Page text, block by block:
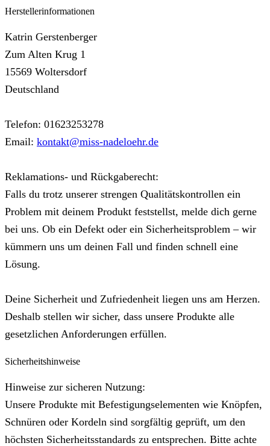
Herstellerinformationen
Katrin Gerstenberger
Zum Alten Krug 1
15569 Woltersdorf
Deutschland
Telefon: 01623253278
Email: kontakt@miss-nadeloehr.de
Reklamations- und Rückgaberecht:
Falls du trotz unserer strengen Qualitätskontrollen ein
Problem mit deinem Produkt feststellst, melde dich gerne
bei uns. Ob ein Defekt oder ein Sicherheitsproblem – wir
kümmern uns um deinen Fall und finden schnell eine
Lösung.
Deine Sicherheit und Zufriedenheit liegen uns am Herzen.
Deshalb stellen wir sicher, dass unsere Produkte alle
gesetzlichen Anforderungen erfüllen.
Sicherheitshinweise
Hinweise zur sicheren Nutzung:
Unsere Produkte mit Befestigungselementen wie Knöpfen,
Schnüren oder Kordeln sind sorgfältig geprüft, um den
höchsten Sicherheitsstandards zu entsprechen. Bitte achte